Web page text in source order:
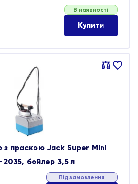
В наявності
Купити
Порівняти
В
з праскою Jack Super Mini
бойлер 3,5 л
Під замовлення